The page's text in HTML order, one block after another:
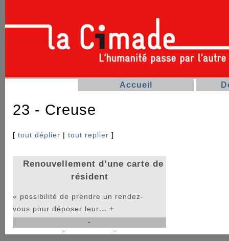
Accueil
23 - Creuse
[ tout déplier | tout replier ]
Renouvellement d’une carte de
résident
« possibilité de prendre un rendez-
vous pour déposer leur... +
La procédure est inactive en ce moment.
-